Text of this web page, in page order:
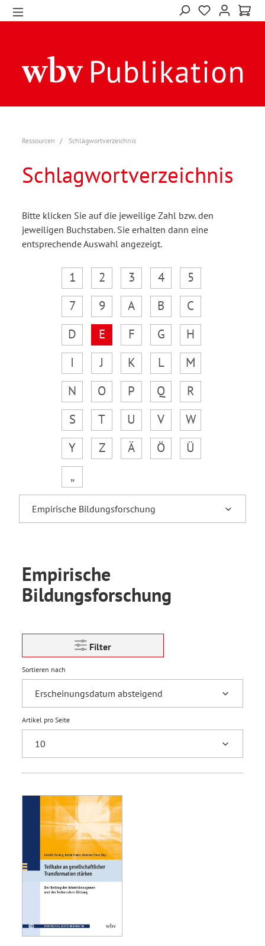
Ressourcen Schlagwortverzeichnis
Schlagwortverzeichnis
Bitte klicken Sie auf die jeweilige Zahl bzw. den
jeweiligen Buchstaben. Sie erhalten dann eine
entsprechende Auswahl angezeigt.
1 2 3 4
5
7
9 A B
C
D
E F G
H
I
J K L
M
N
O P Q
R
S
T U V
W
Y
Z Ä Ö
Ü
„
Empirische
Bildungsforschung
Filter
Sortieren nach
Artikel pro Seite